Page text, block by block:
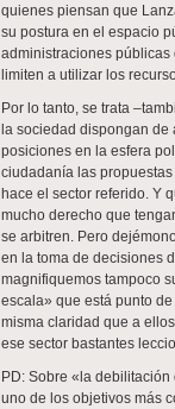
quienes piensan que
su postura en el espacio
administraciones públicas
limiten a utilizar los
Por lo tanto, se trata
la sociedad dispongan de
posiciones en la esfera
ciudadanía las
hace el sector referido. Y
mucho derecho que
se arbitren. Pero
en la toma de decisiones
magnifiquemos tampoco
escala» que está punto
misma claridad que a
ese sector bastantes
PD: Sobre «la
uno de los objetivos más